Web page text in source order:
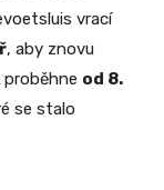
vrací
, aby znovu
od 8.
se stalo